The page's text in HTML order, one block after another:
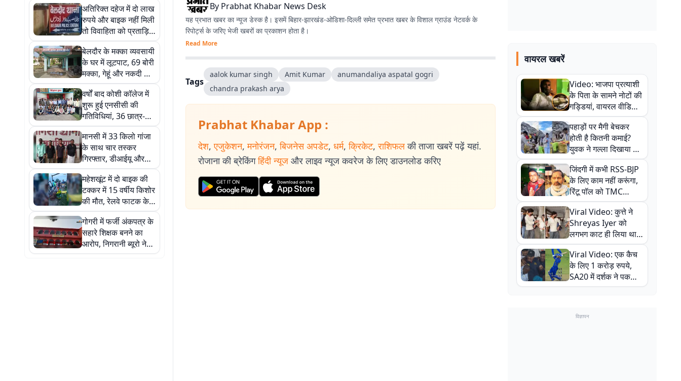
अतिरिक्त दहेज में दो लाख
रुपये और बाइक नहीं मिली
तो विवाहिता को प्रताड़ित
कर घर से निकाला, चार
पर केस दर्ज
बेलदौर के मक्का व्यवसायी
के घर में लूटपाट, 69 बोरी
मक्का, गेहूं और नकदी लूट
ले गए हथियारबंद बदमाश
वर्षों बाद कोशी कॉलेज में
शुरू हुई एनसीसी की
गतिविधियां, 36 छात्र-
छात्राओं का हुआ चयन
मानसी में 33 किलो गांजा
के साथ चार तस्कर
गिरफ्तार, डीआईयू और
पुलिस की संयुक्त कार्रवाई
महेशखूंट में दो बाइक की
टक्कर में 15 वर्षीय किशोर
की मौत, रेलवे फाटक के
पास हुआ दर्दनाक हादसा
गोगरी में फर्जी अंकपत्र के
सहारे शिक्षक बनने का
आरोप, निगरानी ब्यूरो ने
दर्ज कराई प्राथमिकी
By Prabhat Khabar News Desk
यह प्रभात खबर का न्यूज डेस्क है। इसमें बिहार-झारखंड-ओडिशा-दिल्‍ली समेत प्रभात खबर के विशाल ग्राउंड नेटवर्क के
रिपोर्ट्स के जरिए भेजी खबरों का प्रकाशन होता है।
Read More
Tags
aalok kumar singh Amit Kumar
anumandaliya aspatal gogri
chandra prakash arya
Prabhat Khabar App :
देश, एजुकेशन, मनोरंजन, बिजनेस अपडेट, धर्म, क्रिकेट, राशिफल की ताजा खबरें पढ़ें यहां.
रोजाना की ब्रेकिंग हिंदी न्यूज और लाइव न्यूज कवरेज के लिए डाउनलोड करिए
वायरल खबरें
Video: भाजपा प्रत्याशी
के पिता के सामने नोटों की
गड्डियां, वायरल वीडियो
से राजनीति में उबाल,
अजित महतो बोले- TMC
की गंदी चाल
पहाड़ों पर मैगी बेचकर
होती है कितनी कमाई?
युवक ने गल्ला दिखाया तो
नौकरी वालों के खड़े हो गए
कान
जिंदगी में कभी RSS-BJP
के लिए काम नहीं करूंगा,
रिंटू पॉल को TMC
ऑफिस में ले जाकर पीटा,
Video वायरल
Viral Video: कुत्ते ने
Shreyas Iyer को
लगभग काट ही लिया था,
न्यूजीलैंड सीरीज से पहले
बाल-बाल बचे
Viral Video: एक कैच
के लिए 1 करोड़ रुपये,
SA20 में दर्शक ने पकड़ा
एक हाथ से गजब का कैच
विज्ञापन